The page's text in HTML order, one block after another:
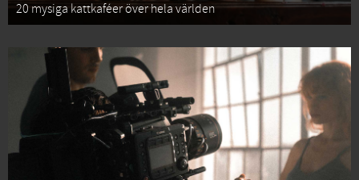
20 mysiga kattkaféer över hela världen